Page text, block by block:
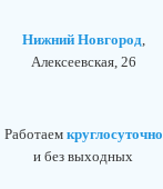
Нижний Новгород,
Алексеевская, 26
Работаем круглосуточно
и без выходных